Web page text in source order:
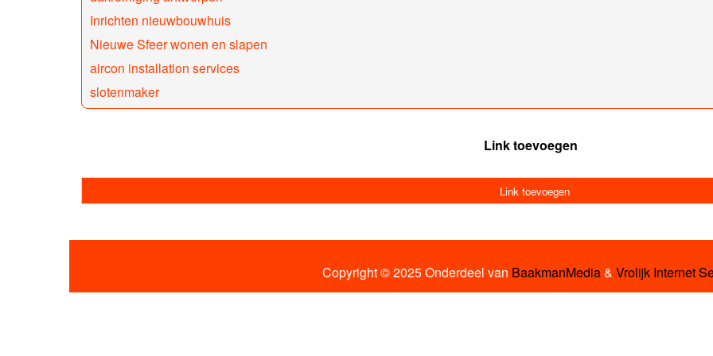
Inrichten nieuwbouwhuis
Nieuwe Sfeer wonen en slapen
aircon installation services
slotenmaker
Link toevoegen
Link toevoegen
Copyright © 2025 Onderdeel van BaakmanMedia& Vrolijk Internet